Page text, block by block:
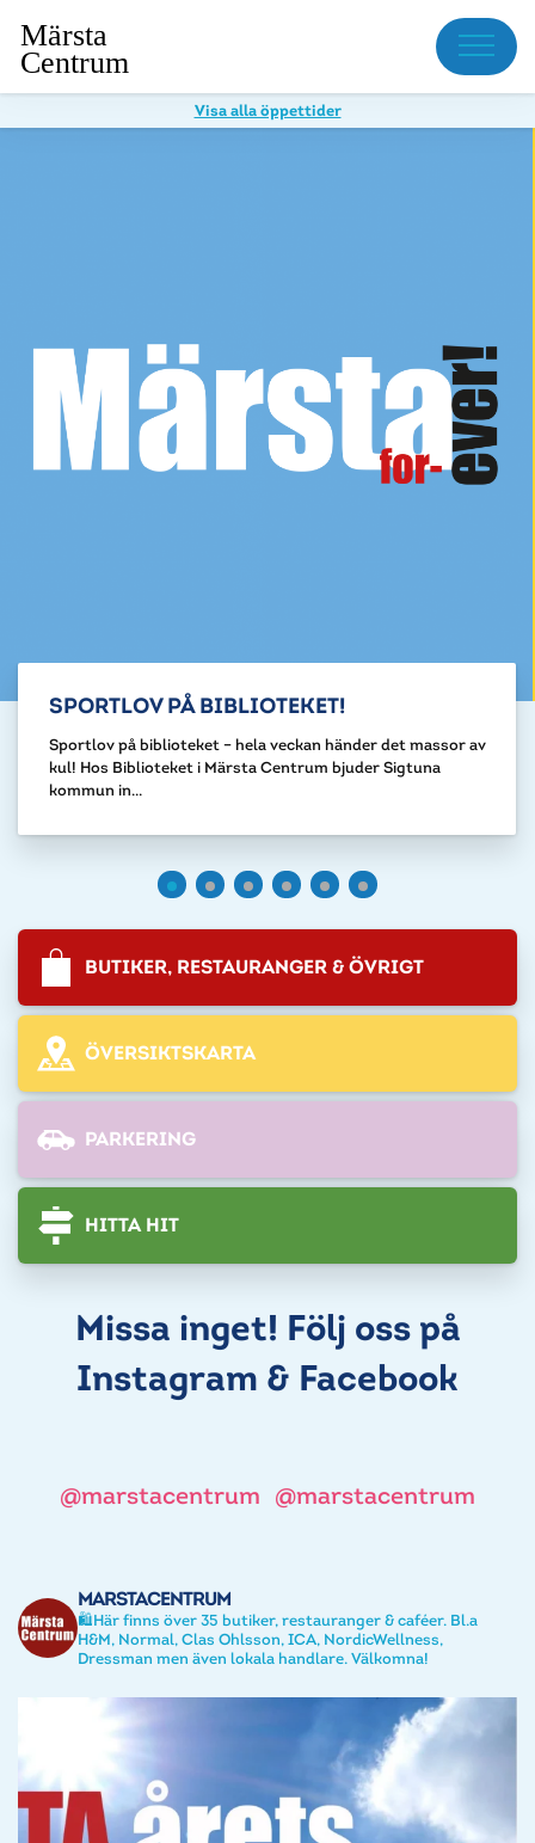
Meny
Visa alla öppettider
SPORTLOV PÅ BIBLIOTEKET!
Sportlov på biblioteket – hela veckan händer det massor av
kul! Hos Biblioteket i Märsta Centrum bjuder Sigtuna
kommun in...
BUTIKER, RESTAURANGER & ÖVRIGT
ÖVERSIKTSKARTA
PARKERING
HITTA HIT
Missa inget! Följ oss på
Instagram & Facebook
@marstacentrum @marstacentrum
MARSTACENTRUM
🛍️Här finns över 35 butiker, restauranger & caféer. Bl.a
H&M, Normal, Clas Ohlsson, ICA, NordicWellness,
Dressman men även lokala handlare. Välkomna!